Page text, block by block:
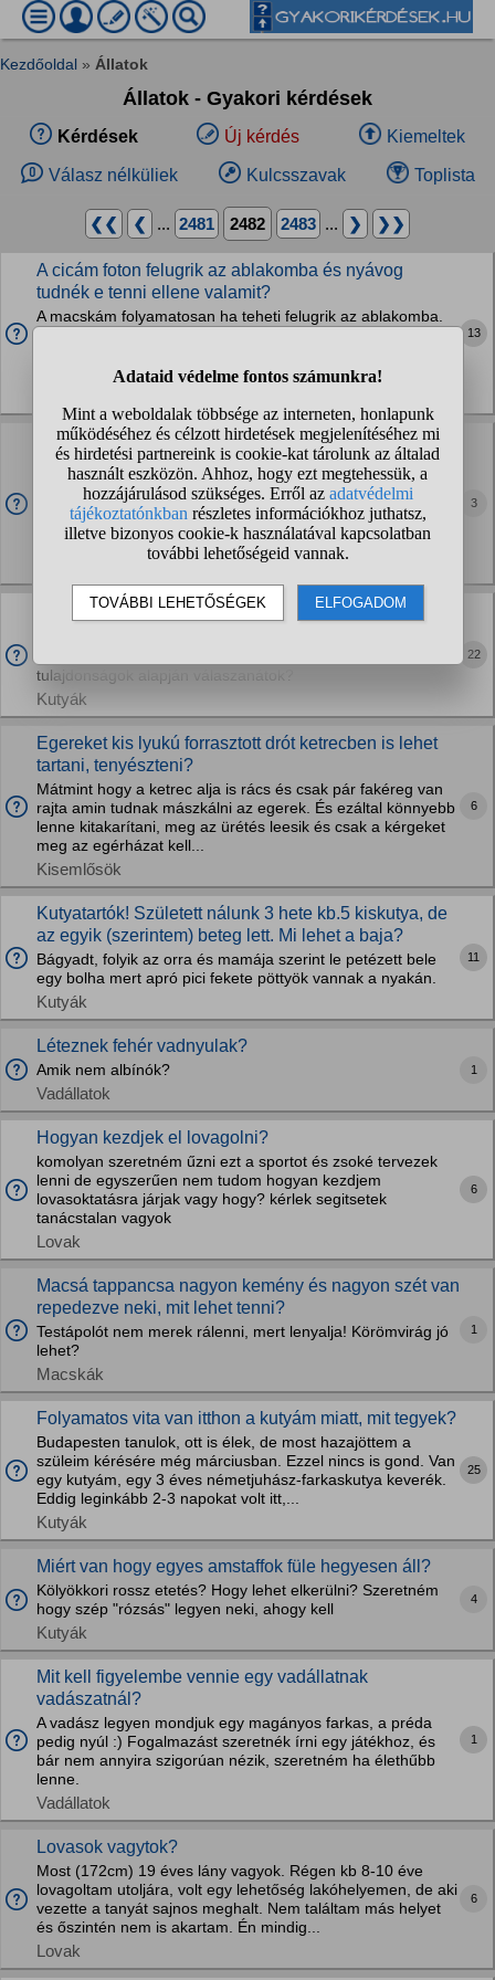
Kezdőoldal » Állatok
Állatok - Gyakori kérdések
Kérdések Új kérdés Kiemeltek
Válasz nélküliek Kulcsszavak Toplista
❮❮ ❮ ... 2481 2482 2483 ... ❯ ❯❯
A cicám foton felugrik az ablakomba és nyávog
tudnék e tenni ellene valamit?
A macskám folyamatosan ha teheti felugrik az ablakomba.
ötletet adni hogy ne zavarjon többet.
13
Gumikesztyűben megszabad fogni az újszülött
kiscicákat?
Sziasztok! Pénteken (április 24.) szült meg a szomszédunk
macskája és egy kölyök hozzánk kerül majd. Szeretném,
hogy minél előbb megismertem, de nem szeretném hogy az
anyja ellökje maga mellől. Ha...
3
Ha kitörne a zombiapokalipszis ti milyen kutyát
tulajdonságok alapján válaszanátok?
Kutyák
22
Egereket kis lyukú forrasztott drót ketrecben is lehet
tartani, tenyészteni?
Mátmint hogy a ketrec alja is rács és csak pár fakéreg van
rajta amin tudnak mászkálni az egerek. És ezáltal könnyebb
lenne kitakarítani, meg az ürétés leesik és csak a kérgeket
meg az egérházat kell...
Kisemlősök
6
Kutyatartók! Született nálunk 3 hete kb.5 kiskutya, de
az egyik (szerintem) beteg lett. Mi lehet a baja?
Bágyadt, folyik az orra és mamája szerint le petézett bele
egy bolha mert apró pici fekete pöttyök vannak a nyakán.
Kutyák
11
Léteznek fehér vadnyulak?
Amik nem albínók?
Vadállatok
1
Hogyan kezdjek el lovagolni?
komolyan szeretném űzni ezt a sportot és zsoké tervezek
lenni de egyszerűen nem tudom hogyan kezdjem
lovasoktatásra járjak vagy hogy? kérlek segitsetek
tanácstalan vagyok
Lovak
6
Macsá tappancsa nagyon kemény és nagyon szét van
repedezve neki, mit lehet tenni?
Testápolót nem merek rálenni, mert lenyalja! Körömvirág jó
lehet?
Macskák
1
Folyamatos vita van itthon a kutyám miatt, mit tegyek?
Budapesten tanulok, ott is élek, de most hazajöttem a
szüleim kérésére még márciusban. Ezzel nincs is gond. Van
egy kutyám, egy 3 éves németjuhász-farkaskutya keverék.
Eddig leginkább 2-3 napokat volt itt,...
Kutyák
25
Miért van hogy egyes amstaffok füle hegyesen áll?
Kölyökkori rossz etetés? Hogy lehet elkerülni? Szeretném
hogy szép "rózsás" legyen neki, ahogy kell
Kutyák
4
Mit kell figyelembe vennie egy vadállatnak
vadászatnál?
A vadász legyen mondjuk egy magányos farkas, a préda
pedig nyúl :) Fogalmazást szeretnék írni egy játékhoz, és
bár nem annyira szigorúan nézik, szeretném ha élethűbb
lenne.
Vadállatok
1
Lovasok vagytok?
Most (172cm) 19 éves lány vagyok. Régen kb 8-10 éve
lovagoltam utoljára, volt egy lehetőség lakóhelyemen, de aki
vezette a tanyát sajnos meghalt. Nem találtam más helyet
és őszintén nem is akartam. Én mindig...
Lovak
6